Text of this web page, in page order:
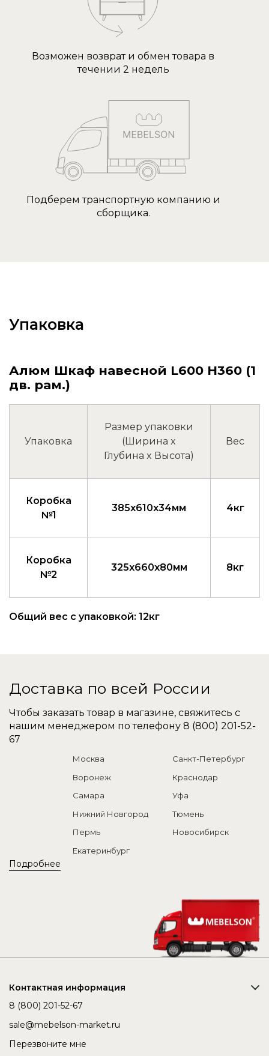
Возможен возврат и обмен товара в
течении 2 недель
Подберем транспортную компанию и
сборщика.
Упаковка
Алюм Шкаф навесной L600 Н360 (1
дв. рам.)
Упаковка
Размер упаковки
(Ширина x
Глубина x Высота)
Вес
Коробка
№1
385x610x34мм 4кг
Коробка
№2
325x660x80мм 8кг
Общий вес с упаковкой: 12кг
Доставка по всей России
Чтобы заказать товар в магазине, свяжитесь с
нашим менеджером по телефону 8 (800) 201-52-
67
Подробнее
Москва
Санкт-Петербург
Воронеж
Краснодар
Самара
Уфа
Нижний Новгород
Тюмень
Пермь
Новосибирск
Екатеринбург
Контактная информация
8 (800) 201-52-67
sale@mebelson-market.ru
Перезвоните мне